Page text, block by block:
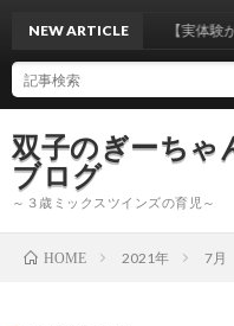
双子のぎーちゃ
ブログ
～３歳ミックスツインズの育児～
NEW ARTICLE【実体験から考察
HOME 2021年 7月